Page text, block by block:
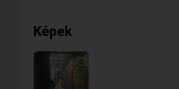
Képek